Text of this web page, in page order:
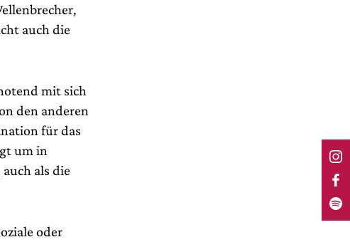
auch die
mit sich
den anderen
für das
um in
als die
oder